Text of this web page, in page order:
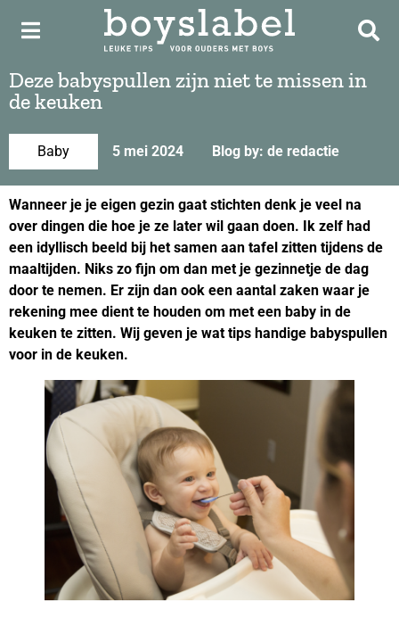
Deze babyspullen zijn niet te missen in
de keuken
Baby 5 mei 2024 Blog by: de redactie
Wanneer je je eigen gezin gaat stichten denk je veel na
over dingen die hoe je ze later wil gaan doen. Ik zelf had
een idyllisch beeld bij het samen aan tafel zitten tijdens de
maaltijden. Niks zo fijn om dan met je gezinnetje de dag
door te nemen. Er zijn dan ook een aantal zaken waar je
rekening mee dient te houden om met een baby in de
keuken te zitten. Wij geven je wat tips handige babyspullen
voor in de keuken.